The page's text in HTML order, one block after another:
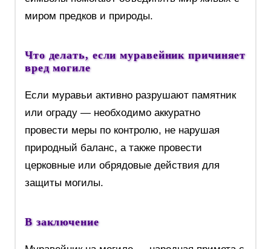
миром предков и природы.
Что делать, если муравейник причиняет
вред могиле
Если муравьи активно разрушают памятник
или ограду — необходимо аккуратно
провести меры по контролю, не нарушая
природный баланс, а также провести
церковные или обрядовые действия для
защиты могилы.
В заключение